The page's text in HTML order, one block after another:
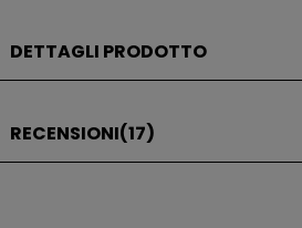
DETTAGLI PRODOTTO
RECENSIONI(17)